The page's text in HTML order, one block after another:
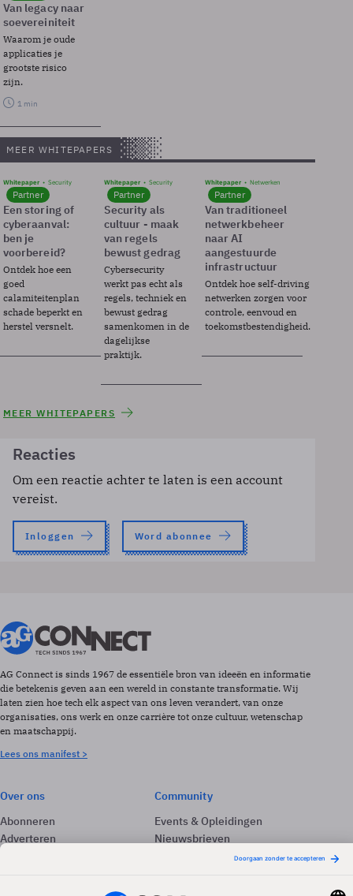
Van legacy naar
soevereiniteit
Waarom je oude
applicaties je
grootste risico
zijn.
1 min
MEER WHITEPAPERS
Whitepaper Security
Partner
Een storing of
cyberaanval:
ben je
voorbereid?
Ontdek hoe een
goed
calamiteitenplan
schade beperkt en
herstel versnelt.
Whitepaper Security
Partner
Security als
cultuur - maak
van regels
bewust gedrag
Cybersecurity
werkt pas echt als
regels, techniek en
bewust gedrag
samenkomen in de
dagelijkse
praktijk.
Whitepaper Netwerken
Partner
Van traditioneel
netwerkbeheer
naar AI
aangestuurde
infrastructuur
Ontdek hoe self-driving
netwerken zorgen voor
controle, eenvoud en
toekomstbestendigheid.
MEER WHITEPAPERS
Reacties
Om een reactie achter te laten is een account
vereist.
Inloggen Word abonnee
AG Connect is sinds 1967 de essentiële bron van ideeën en informatie
die betekenis geven aan een wereld in constante transformatie. Wij
laten zien hoe tech elk aspect van ons leven verandert, van onze
organisaties, ons werk en onze carrière tot onze cultuur, wetenschap
en maatschappij.
Lees ons manifest >
Over ons
Abonneren
Adverteren
Community
Events & Opleidingen
Nieuwsbrieven